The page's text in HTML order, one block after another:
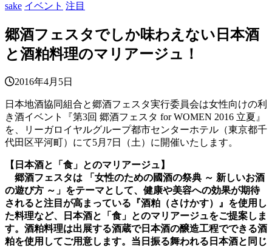
sake イベント 注目
郷酒フェスタでしか味わえない日本酒
と酒粕料理のマリアージュ！
2016年4月5日
日本地酒協同組合と郷酒フェスタ実行委員会は女性向けの利
き酒イベント『第3回 郷酒フェスタ for WOMEN 2016 立夏』
を、リーガロイヤルグループ都市センターホテル（東京都千
代田区平河町）にて5月7日（土）に開催いたします。
【日本酒と「食」とのマリアージュ】
郷酒フェスタは 「女性のための國酒の祭典 ～ 新しいお酒
の遊び方 ～」をテーマとして、健康や美容への効果が期待
されると注目が高まっている『酒粕（さけかす）』を使用し
た料理など、日本酒と「食」とのマリアージュをご提案しま
す。酒粕料理は出展する酒蔵で日本酒の醸造工程でできる酒
粕を使用してご用意します。当日振る舞われる日本酒と同じ